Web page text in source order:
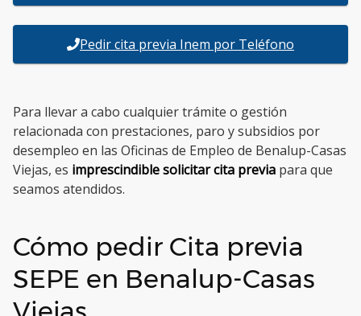
Pedir cita previa Inem por Teléfono
Para llevar a cabo cualquier trámite o gestión
relacionada con prestaciones, paro y subsidios por
desempleo en las Oficinas de Empleo de Benalup-Casas
Viejas, es imprescindible solicitar cita previa para que
seamos atendidos.
Cómo pedir Cita previa
SEPE en Benalup-Casas